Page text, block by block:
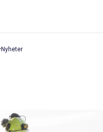
Nyheter